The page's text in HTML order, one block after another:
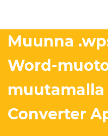
Muunna
Word-
Converter